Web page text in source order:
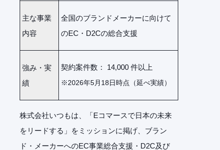
主な事業
内容
全国のブランドメーカーに向けて
のEC・D2Cの総合支援
強み・実
績
契約案件数： 14,000 件以上
※2026年5月18日時点（延べ実績）
株式会社いつもは、「Eコマースで日本の未来
をリードする」をミッションに掲げ、ブラン
ド・メーカーへのEC事業総合支援・D2C及び